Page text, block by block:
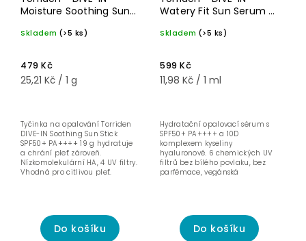
Abecedně
Moisture Soothing Sun
ochranná tyčinka
Skladem (>5 ks)
479 Kč
25,21 Kč / 1 g
Do košíku
Tyčinka na opalování Torriden
DIVE-IN Soothing Sun Stick
SPF50+ PA++++ 19 g hydratuje
a chrání pleť zároveň.
Nízkomolekulární HA, 4 UV filtry.
Vhodná pro citlivou pleť.
pleť
pleť
Watery Fit Sun Serum -
sérum SPF50+ PA++++ -
Skladem (>5 ks)
599 Kč
11,98 Kč / 1 ml
Do košíku
Hydratační opalovací sérum s
SPF50+ PA++++ a 10D
komplexem kyseliny
hyaluronové. 6 chemických UV
filtrů bez bílého povlaku, bez
parfémace, vegánská